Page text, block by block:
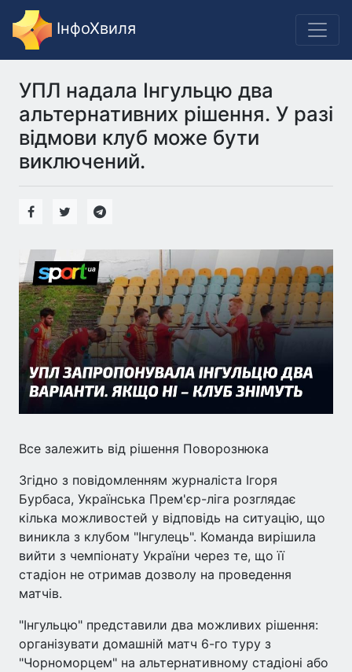
ІнфоХвиля
УПЛ надала Інгульцю два
альтернативних рішення. У разі
відмови клуб може бути
виключений.
Все залежить від рішення Поворознюка
Згідно з повідомленням журналіста Ігоря
Бурбаса, Українська Прем'єр-ліга розглядає
кілька можливостей у відповідь на ситуацію, що
виникла з клубом "Інгулець". Команда вирішила
вийти з чемпіонату України через те, що її
стадіон не отримав дозволу на проведення
матчів.
"Інгульцю" представили два можливих рішення:
організувати домашній матч 6-го туру з
"Чорноморцем" на альтернативному стадіоні або